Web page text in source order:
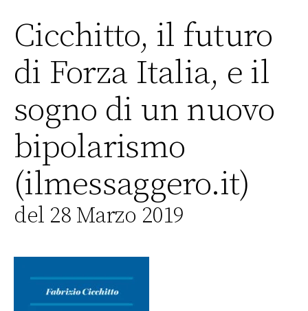
Cicchitto, il futuro
di Forza Italia, e il
sogno di un nuovo
bipolarismo
(ilmessaggero.it)
del 28 Marzo 2019